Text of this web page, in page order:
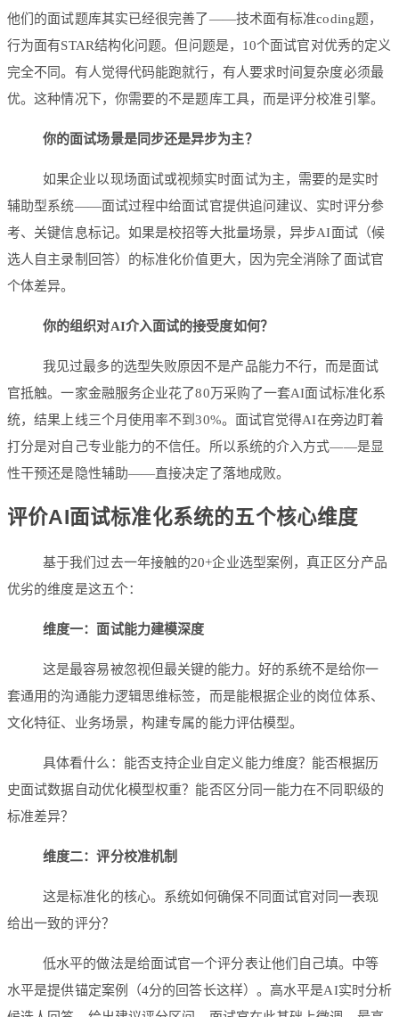
他们的面试题库其实已经很完善了——技术面有标准coding题，
行为面有STAR结构化问题。但问题是，10个面试官对优秀的定义
完全不同。有人觉得代码能跑就行，有人要求时间复杂度必须最
优。这种情况下，你需要的不是题库工具，而是评分校准引擎。
你的面试场景是同步还是异步为主？
如果企业以现场面试或视频实时面试为主，需要的是实时
辅助型系统——面试过程中给面试官提供追问建议、实时评分参
考、关键信息标记。如果是校招等大批量场景，异步AI面试（候
选人自主录制回答）的标准化价值更大，因为完全消除了面试官
个体差异。
你的组织对AI介入面试的接受度如何？
我见过最多的选型失败原因不是产品能力不行，而是面试
官抵触。一家金融服务企业花了80万采购了一套AI面试标准化系
统，结果上线三个月使用率不到30%。面试官觉得AI在旁边盯着
打分是对自己专业能力的不信任。所以系统的介入方式——是显
性干预还是隐性辅助——直接决定了落地成败。
评价AI面试标准化系统的五个核心维度
基于我们过去一年接触的20+企业选型案例，真正区分产品
优劣的维度是这五个：
维度一：面试能力建模深度
这是最容易被忽视但最关键的能力。好的系统不是给你一
套通用的沟通能力逻辑思维标签，而是能根据企业的岗位体系、
文化特征、业务场景，构建专属的能力评估模型。
具体看什么：能否支持企业自定义能力维度？能否根据历
史面试数据自动优化模型权重？能否区分同一能力在不同职级的
标准差异？
维度二：评分校准机制
这是标准化的核心。系统如何确保不同面试官对同一表现
给出一致的评分？
低水平的做法是给面试官一个评分表让他们自己填。中等
水平是提供锚定案例（4分的回答长这样）。高水平是AI实时分析